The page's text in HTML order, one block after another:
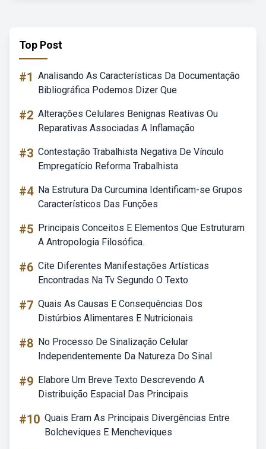
Top Post
#1 Analisando As Características Da Documentação
Bibliográfica Podemos Dizer Que
#2 Alterações Celulares Benignas Reativas Ou
Reparativas Associadas A Inflamação
#3 Contestação Trabalhista Negativa De Vínculo
Empregatício Reforma Trabalhista
#4 Na Estrutura Da Curcumina Identificam-se Grupos
Característicos Das Funções
#5 Principais Conceitos E Elementos Que Estruturam
A Antropologia Filosófica.
#6 Cite Diferentes Manifestações Artísticas
Encontradas Na Tv Segundo O Texto
#7 Quais As Causas E Consequências Dos
Distúrbios Alimentares E Nutricionais
#8 No Processo De Sinalização Celular
Independentemente Da Natureza Do Sinal
#9 Elabore Um Breve Texto Descrevendo A
Distribuição Espacial Das Principais
#10 Quais Eram As Principais Divergências Entre
Bolcheviques E Mencheviques